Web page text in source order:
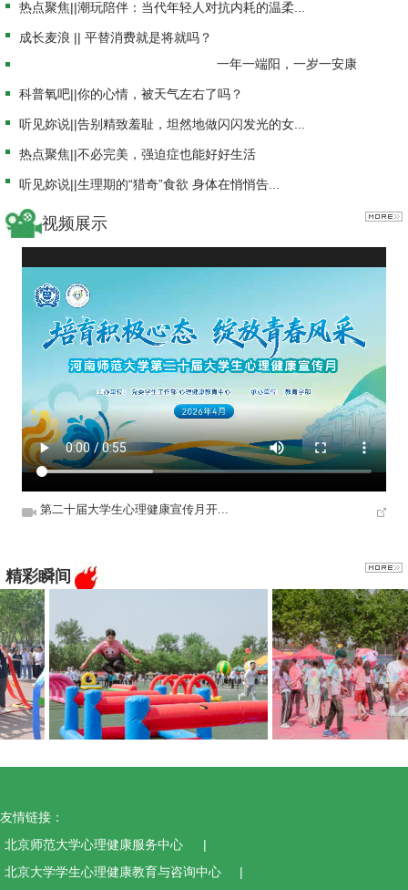
热点聚焦||潮玩陪伴：当代年轻人对抗内耗的温柔...
成长麦浪 || 平替消费就是将就吗？
一年一端阳，一岁一安康
科普氧吧||你的心情，被天气左右了吗？
听见妳说||告别精致羞耻，坦然地做闪闪发光的女...
热点聚焦||不必完美，强迫症也能好好生活
听见妳说||生理期的“猎奇”食欲 身体在悄悄告...
视频展示
第二十届大学生心理健康宣传月开...
精彩瞬间
友情链接：
北京师范大学心理健康服务中心
|
北京大学学生心理健康教育与咨询中心
|